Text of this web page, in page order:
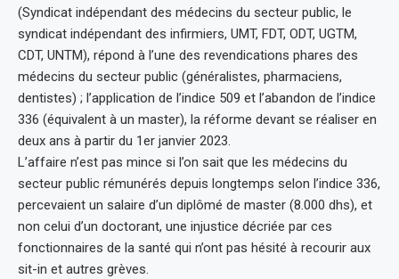
(Syndicat indépendant des médecins du secteur public, le
syndicat indépendant des infirmiers, UMT, FDT, ODT, UGTM,
CDT, UNTM), répond à l’une des revendications phares des
médecins du secteur public (généralistes, pharmaciens,
dentistes) ; l’application de l’indice 509 et l’abandon de l’indice
336 (équivalent à un master), la réforme devant se réaliser en
deux ans à partir du 1er janvier 2023.
L’affaire n’est pas mince si l’on sait que les médecins du
secteur public rémunérés depuis longtemps selon l’indice 336,
percevaient un salaire d’un diplômé de master (8.000 dhs), et
non celui d’un doctorant, une injustice décriée par ces
fonctionnaires de la santé qui n’ont pas hésité à recourir aux
sit-in et autres grèves.